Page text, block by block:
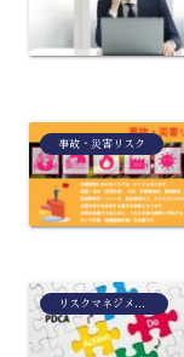
事故・災害リスク